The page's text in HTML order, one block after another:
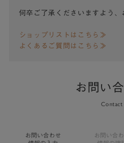
何卒ご了承くださいますよう、
ショップリストはこちら≫
よくあるご質問はこちら≫
お問い
Contact
お問い合わせ
お問い合